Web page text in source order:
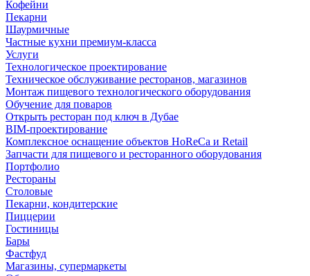
Кофейни
Пекарни
Шаурмичные
Частные кухни премиум-класса
Услуги
Технологическое проектирование
Техническое обслуживание ресторанов, магазинов
Монтаж пищевого технологического оборудования
Обучение для поваров
Открыть ресторан под ключ в Дубае
BIM-проектирование
Комплексное оснащение объектов HoReCa и Retail
Запчасти для пищевого и ресторанного оборудования
Портфолио
Рестораны
Столовые
Пекарни, кондитерские
Пиццерии
Гостиницы
Бары
Фастфуд
Магазины, супермаркеты